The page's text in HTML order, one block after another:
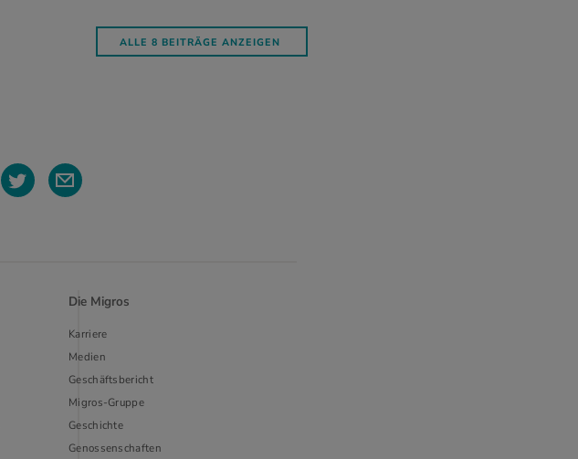
ALLE 8 BEITRÄGE ANZEIGEN
Die Migros
Karriere
Medien
Geschäftsbericht
Migros-Gruppe
Geschichte
Genossenschaften